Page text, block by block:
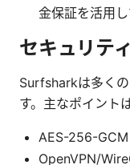
金保証を活用
セキュリテ
Surfsharkは多く
す。主なポイント
AES-256-
OpenVPN/